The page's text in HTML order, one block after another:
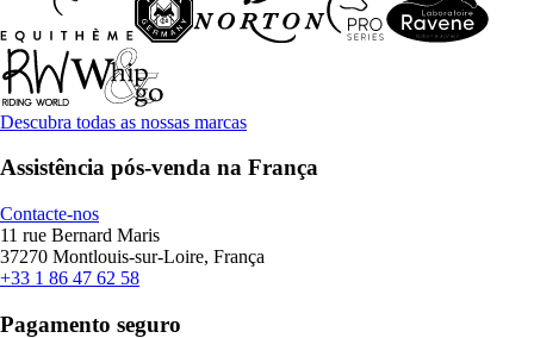
Descubra todas as nossas marcas
Assistência pós-venda na França
Contacte-nos
11 rue Bernard Maris
37270 Montlouis-sur-Loire, França
+33 1 86 47 62 58
Pagamento seguro